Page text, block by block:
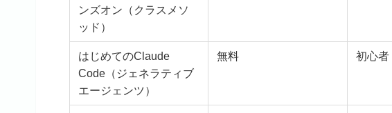
ンズオン（クラスメソ
ッド）
はじめてのClaude
Code（ジェネラティブ
エージェンツ）
無料 初心者